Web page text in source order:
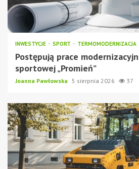
INWESTYCJE SPORT TERMOMODERNIZACJA
Postępują prace
sportowej „Promień”
Joanna Pawłowska 5 sierpnia 2026 37